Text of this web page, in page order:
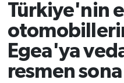
Türkiye'nin
Egea'ya
resmen
Süper Lig Puan
Tüm Manşetler
Son Dakika